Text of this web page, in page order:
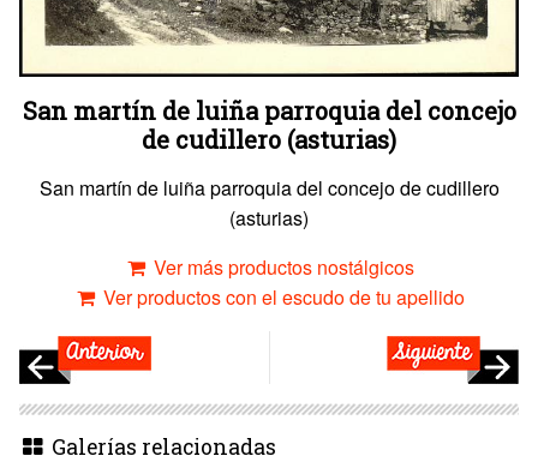
San martín de luiña parroquia del concejo
de cudillero (asturias)
San martín de luiña parroquia del concejo de cudillero
(asturias)
Ver más productos nostálgicos
Ver productos con el escudo de tu apellido
Galerías relacionadas